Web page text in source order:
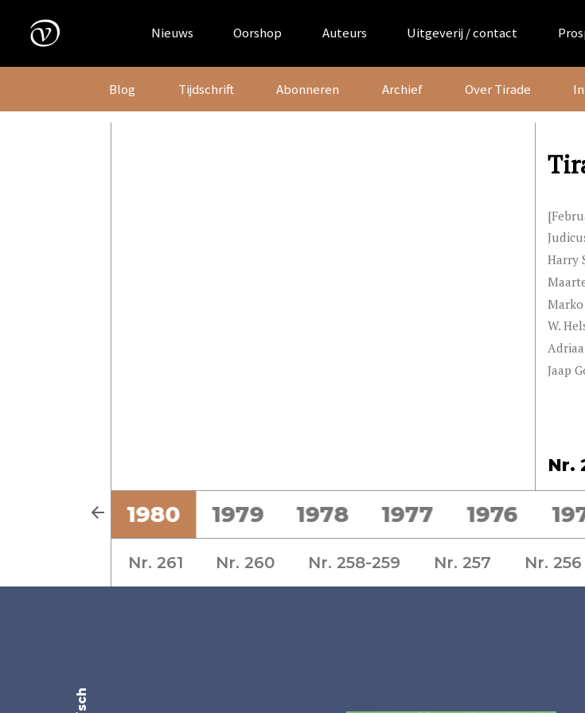
content
Nieuws Oorshop Auteurs Uitgeverij / contact
Blog Tijdschrift Abonneren Archief Over Tirade
Harry
Marko
W.
Jaap
Nr.
1981 1980 1979 1978 1977 1976
Nr. 261 Nr. 260 Nr. 258-259 Nr. 257 Nr. 256